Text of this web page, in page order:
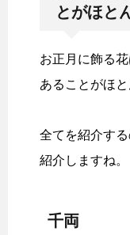
とがほと
お正月に飾る
あることがほと
全てを紹介す
紹介しますね。
千両